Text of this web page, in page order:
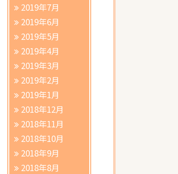
2019年7月
2019年6月
2019年5月
2019年4月
2019年3月
2019年2月
2019年1月
2018年12月
2018年11月
2018年10月
2018年9月
2018年8月